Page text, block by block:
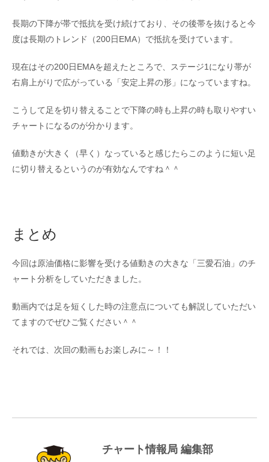
長期の下降が帯で抵抗を受け続けており、その後帯を抜けると今
度は長期のトレンド（200日EMA）で抵抗を受けています。
現在はその200日EMAを超えたところで、ステージ1になり帯が
右肩上がりで広がっている「安定上昇の形」になっていますね。
こうして足を切り替えることで下降の時も上昇の時も取りやすい
チャートになるのが分かります。
値動きが大きく（早く）なっていると感じたらこのように短い足
に切り替えるというのが有効なんですね＾＾
まとめ
今回は原油価格に影響を受ける値動きの大きな「三愛石油」のチ
ャート分析をしていただきました。
動画内では足を短くした時の注意点についても解説していただい
てますのでぜひご覧ください＾＾
それでは、次回の動画もお楽しみに～！！
チャート情報局 編集部